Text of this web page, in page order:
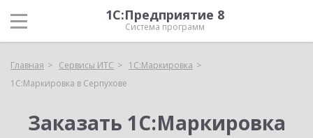
1С:Предприятие 8
Система программ
Главная Сервисы ИТС
1С:Маркировка
1С:Маркировка в Серпухове
Заказать 1С:Маркировка